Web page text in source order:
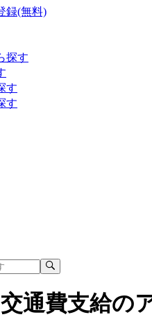
録(無料)
探す
す
す
通費支給の